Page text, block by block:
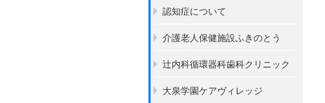
認知症について
介護老人保健施設ふきのとう
辻内科循環器科歯科クリニック
大泉学園ケアヴィレッジ